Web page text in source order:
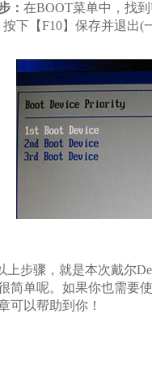
： 在BOOT菜单中，找
按下【F10】保存并退出(
步骤，就是本次戴尔
简单呢。如果你也需要
可以帮助到你！